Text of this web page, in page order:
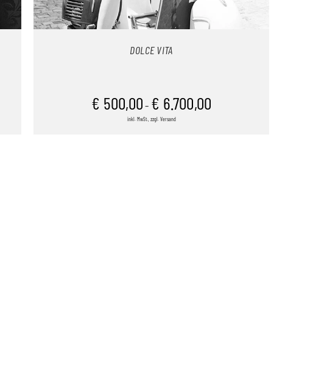
DOLCE VITA
€ 500,00 – € 6.700,00
inkl. MwSt., zzgl. Versand